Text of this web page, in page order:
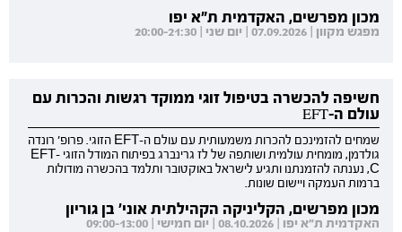
מכון מפרשים, האקדמית ת"א יפו
מפגש מקוון | 07.09.2026 | יום שני | 20:00-21:30
חשיפה להכשרה בטיפול זוגי ממוקד רגשות והכרות עם
עולם ה-EFT
שמחים להזמינכם להכרות משמעותית עם עולם ה-EFT הזוגי. פרופ' רונדה
גולדמן, מומחית עולמית ושותפה של לז גרינברג בפיתוח המודל הזוגי EFT-
C, נענתה להזמנתנו ותגיע לישראל באוקטובר ותלמד בהכשרה מודולות
ברמות העמקה ויישום שונות.
מכון מפרשים, הקליניקה הקהילתית אוני' בן גוריון
האקדמית ת"א יפו | 08.10.2026 | יום חמישי | 09:00-13:00